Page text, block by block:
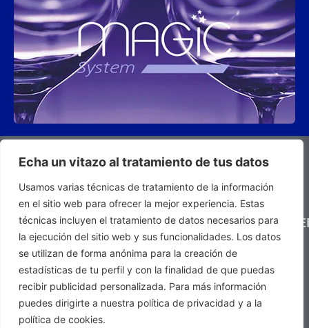
Echa un vitazo al tratamiento de tus datos
Usamos varias técnicas de tratamiento de la información
en el sitio web para ofrecer la mejor experiencia. Estas
técnicas incluyen el tratamiento de datos necesarios para
la ejecución del sitio web y sus funcionalidades. Los datos
se utilizan de forma anónima para la creación de
estadísticas de tu perfil y con la finalidad de que puedas
recibir publicidad personalizada. Para más información
puedes dirigirte a nuestra política de privacidad y a la
política de cookies.
132 025 ·
info@saproder.com
ENTREPRISE
· À propos de
S.A. PRODER
· Services
· Domaines
d'activité
· Catalogues
SERVICE
CLIENT
· Contacter
· Questions
fréquentes
· Devenez
distributeur
de S.A.
S'INSCRIRE
À NOTRE